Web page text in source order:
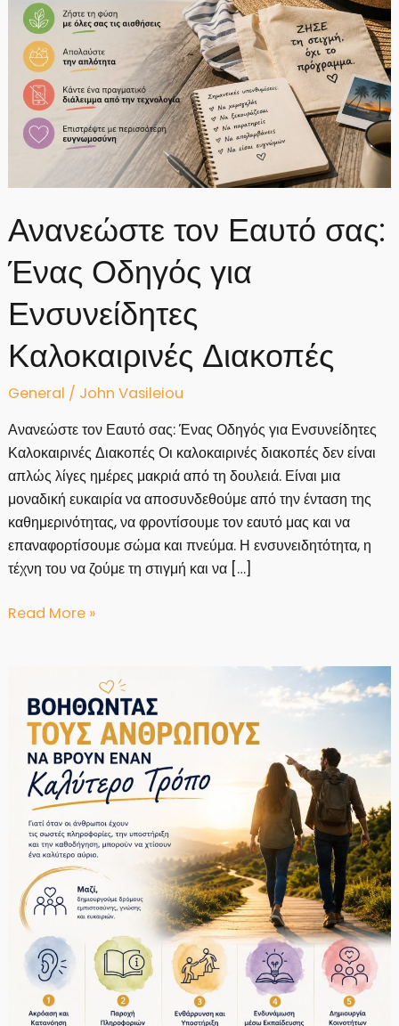
Ανανεώστε τον Εαυτό σας:
Ένας Οδηγός για
Ενσυνείδητες
Καλοκαιρινές Διακοπές
General / John Vasileiou
Ανανεώστε τον Εαυτό σας: Ένας Οδηγός για Ενσυνείδητες
Καλοκαιρινές Διακοπές Οι καλοκαιρινές διακοπές δεν είναι
απλώς λίγες ημέρες μακριά από τη δουλειά. Είναι μια
μοναδική ευκαιρία να αποσυνδεθούμε από την ένταση της
καθημερινότητας, να φροντίσουμε τον εαυτό μας και να
επαναφορτίσουμε σώμα και πνεύμα. Η ενσυνειδητότητα, η
τέχνη του να ζούμε τη στιγμή και να […]
Ανανεώστε
Ένας
Οδηγός
Ενσυνείδητες
Καλοκαιρινές
Διακοπές
Read More »